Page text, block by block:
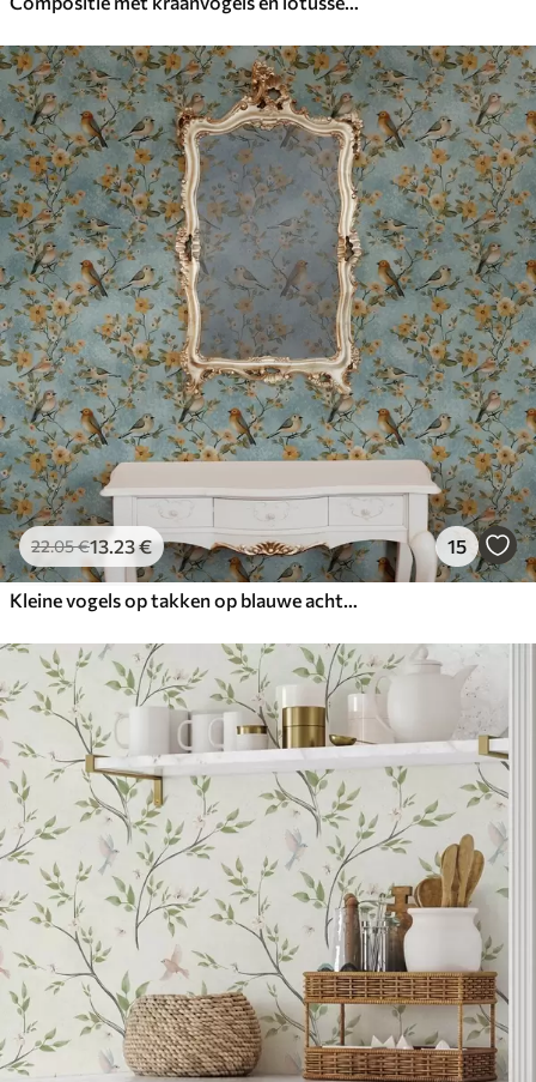
22.05€13.23€ 15
Kleine vogels op takken op blauwe achtergrond